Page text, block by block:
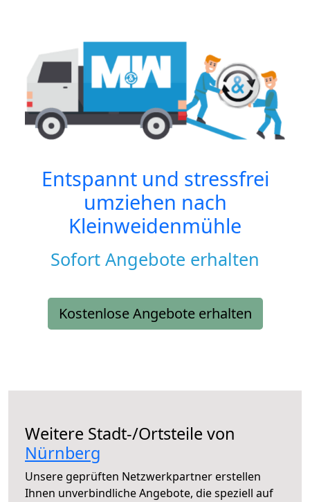
Entspannt und stressfrei
umziehen nach
Kleinweidenmühle
Sofort Angebote erhalten
Kostenlose Angebote erhalten
Weitere Stadt-/Ortsteile von
Nürnberg
Unsere geprüften Netzwerkpartner erstellen
Ihnen unverbindliche Angebote, die speziell auf